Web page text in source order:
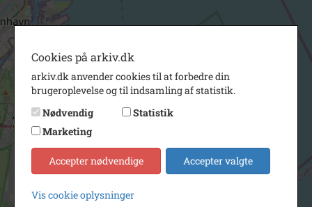
Cookies på arkiv.dk
arkiv.dk anvender cookies til at forbedre din
brugeroplevelse og til indsamling af statistik.
Nødvendig
Statistik
Marketing
Accepter nødvendige Accepter valgte
Vis cookie oplysninger